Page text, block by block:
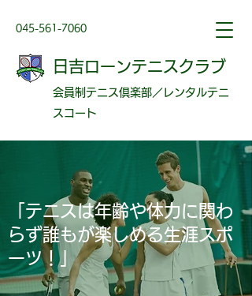
045-561-7060
日吉ローンテニスクラブ
会員制テニス倶楽部／レンタルテニ
スコート
「テニスは年齢や体力に関わ
らず誰もが楽しめる生涯スポ
ーツ！」